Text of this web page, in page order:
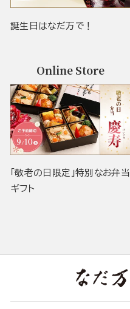
誕生日はなだ万で！
Online Store
「敬老の日限定」特別なお弁当
ギフト